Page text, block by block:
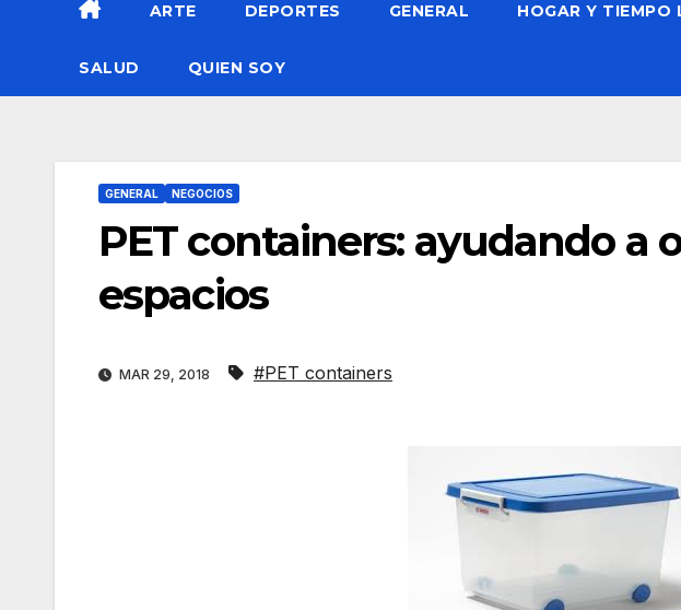
ARTE DEPORTES GENERAL HOGAR Y TIEMPO
SALUD QUIEN SOY
GENERAL NEGOCIOS
PET containers: ayudando a
espacios
MAR 29, 2018 #PET containers